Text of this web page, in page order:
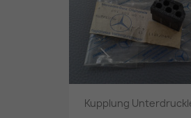
Kupplung